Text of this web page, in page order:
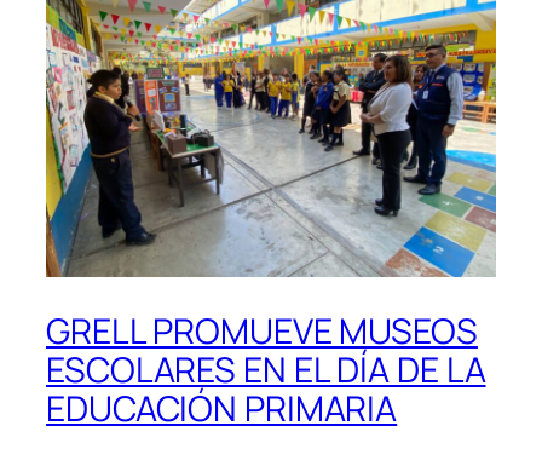
GRELL PROMUEVE MUSEOS
ESCOLARES EN EL DÍA DE LA
EDUCACIÓN PRIMARIA